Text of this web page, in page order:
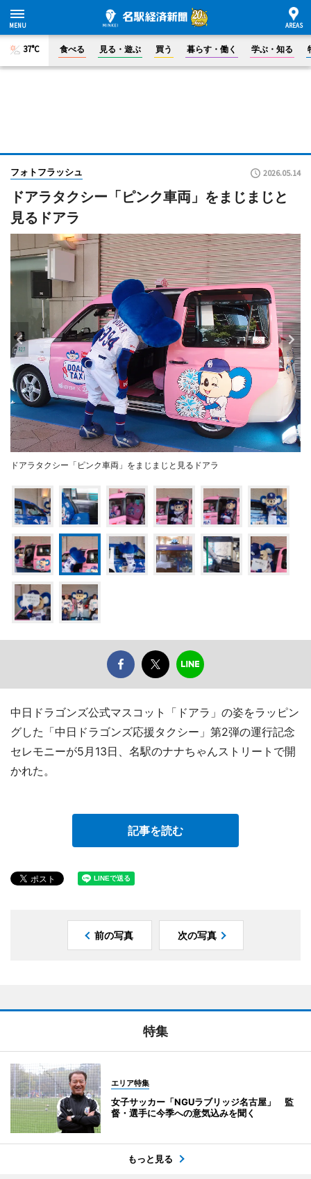
37°C 食べる 見る・遊ぶ 買う 暮らす・働く 学ぶ・知る
フォトフラッシュ 2026.05.14
ドアラタクシー「ピンク車両」をまじまじと
見るドアラ
ドアラタクシー「ピンク車両」をまじまじと見るドアラ
中日ドラゴンズ公式マスコット「ドアラ」の姿をラッピン
グした「中日ドラゴンズ応援タクシー」第2弾の運行記念
セレモニーが5月13日、名駅のナナちゃんストリートで開
かれた。
記事を読む
前の写真 次の写真
特集
エリア特集
女子サッカー「NGUラブリッジ名古屋」 監
督・選手に今季への意気込みを聞く
もっと見る